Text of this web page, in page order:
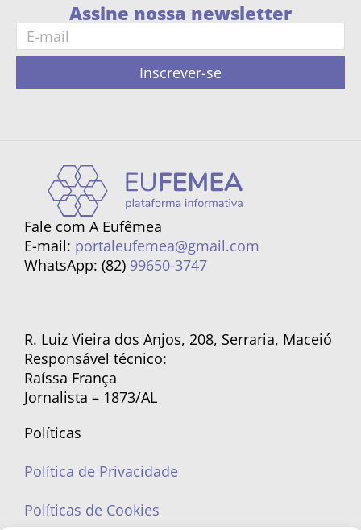
Assine nossa newsletter
Inscrever-se
Fale com A Eufêmea
E-mail: portaleufemea@gmail.com
WhatsApp: (82) 99650-3747
R. Luiz Vieira dos Anjos, 208, Serraria, Maceió
Responsável técnico:
Raíssa França
Jornalista – 1873/AL
Políticas
Política de Privacidade
Políticas de Cookies